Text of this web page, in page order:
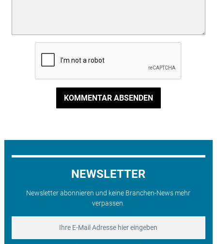
KOMMENTAR ABSENDEN
NEWSLETTER
Newsletter abonnieren und keine Branchen-News mehr
verpassen.